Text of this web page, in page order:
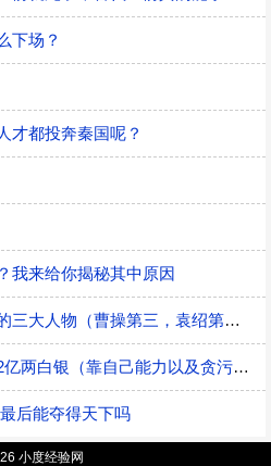
下场？
才都投奔秦国呢？
我来给你揭秘其中原因
三国中把一手好牌打的稀烂的三大人物（曹操第三，袁绍第二，第一名竟是他）
和珅如何不费吹灰之力贪污2亿两白银（靠自己能力以及贪污受贿）
后能夺得天下吗
小度经验网